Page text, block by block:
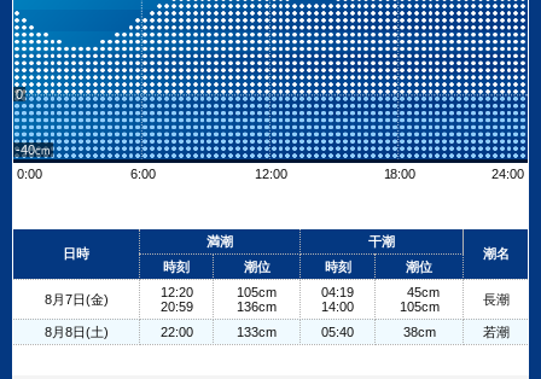
0
-40
0:00
6:00 12:00 18:00 24:00
+
日時
満潮
干潮
潮名
時刻
潮位 時刻 潮位
8月7日(金)
12:20
20:59
105cm
136cm
04:19
14:00
45cm
105cm
長潮
8月8日(土) 22:00 133cm 05:40 38cm 若潮